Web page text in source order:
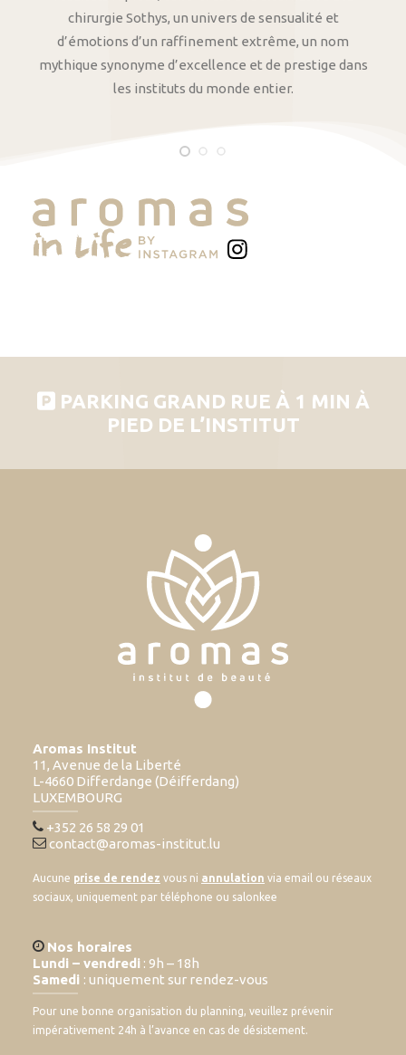
chirurgie Sothys, un univers de sensualité et
d’émotions d’un raffinement extrême, un nom
mythique synonyme d’excellence et de prestige dans
les instituts du monde entier.
PARKING GRAND RUE À 1 MIN À
PIED DE L’INSTITUT
Aromas Institut
11, Avenue de la Liberté
L-4660 Differdange (Déifferdang)
LUXEMBOURG
+352 26 58 29 01
contact@aromas-institut.lu
Aucune prise de rendez vous ni annulation via email ou réseaux
sociaux, uniquement par téléphone ou salonkee
Nos horaires
Lundi – vendredi : 9h – 18h
Samedi : uniquement sur rendez-vous
Pour une bonne organisation du planning, veuillez prévenir
impérativement 24h à l’avance en cas de désistement.